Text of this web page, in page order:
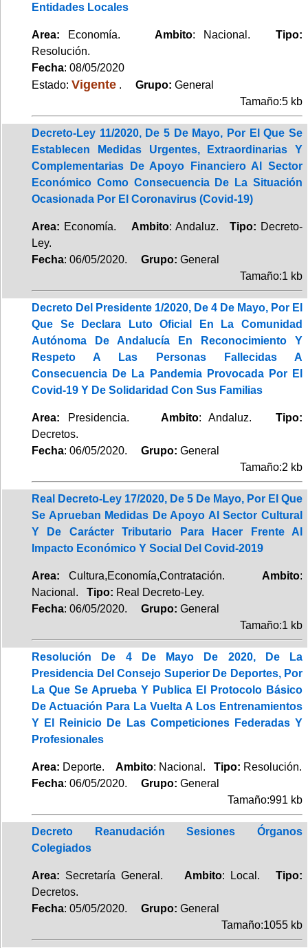
Entidades Locales
Area: Economía. Ambito: Nacional.Tipo:
Resolución.
Fecha: 08/05/2020
Estado: Vigente . Grupo: General
Tamaño:5 kb
Decreto-Ley 11/2020, De 5 De Mayo, Por El Que Se
Establecen Medidas Urgentes, Extraordinarias Y
Complementarias De Apoyo Financiero Al Sector
Económico Como Consecuencia De La Situación
Ocasionada Por El Coronavirus (Covid-19)
Area: Economía. Ambito: Andaluz.Tipo: Decreto-
Ley.
Fecha: 06/05/2020. Grupo: General
Tamaño:1 kb
Decreto Del Presidente 1/2020, De 4 De Mayo, Por El
Que Se Declara Luto Oficial En La Comunidad
Autónoma De Andalucía En Reconocimiento Y
Respeto A Las Personas Fallecidas A
Consecuencia De La Pandemia Provocada Por El
Covid-19 Y De Solidaridad Con Sus Familias
Area: Presidencia. Ambito: Andaluz.Tipo:
Decretos.
Fecha: 06/05/2020. Grupo: General
Tamaño:2 kb
Real Decreto-Ley 17/2020, De 5 De Mayo, Por El Que
Se Aprueban Medidas De Apoyo Al Sector Cultural
Y De Carácter Tributario Para Hacer Frente Al
Impacto Económico Y Social Del Covid-2019
Area: Cultura,Economía,Contratación. Ambito:
Nacional. Tipo: Real Decreto-Ley.
Fecha: 06/05/2020. Grupo: General
Tamaño:1 kb
Resolución De 4 De Mayo De 2020, De La
Presidencia Del Consejo Superior De Deportes, Por
La Que Se Aprueba Y Publica El Protocolo Básico
De Actuación Para La Vuelta A Los Entrenamientos
Y El Reinicio De Las Competiciones Federadas Y
Profesionales
Area: Deporte. Ambito: Nacional. Tipo: Resolución.
Fecha: 06/05/2020. Grupo: General
Tamaño:991 kb
Decreto Reanudación Sesiones Órganos
Colegiados
Area: Secretaría General. Ambito: Local.Tipo:
Decretos.
Fecha: 05/05/2020. Grupo: General
Tamaño:1055 kb